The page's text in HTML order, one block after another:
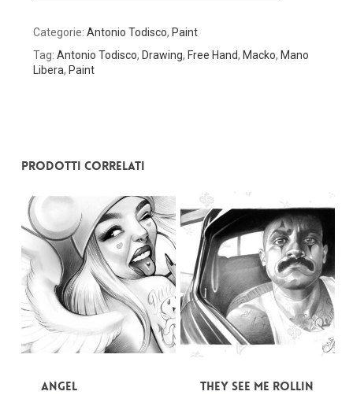
Categorie: Antonio Todisco, Paint
Tag: Antonio Todisco, Drawing, Free Hand, Macko, Mano
Libera, Paint
Prodotti correlati
Angel They see me rollin